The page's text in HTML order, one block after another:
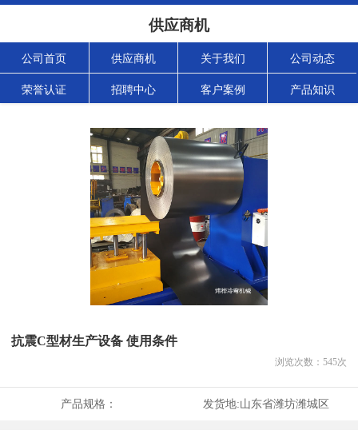
供应商机
公司首页 供应商机 关于我们 公司动态
荣誉认证 招聘中心 客户案例 产品知识
抗震C型材生产设备 使用条件
浏览次数： 545次
产品规格： 发货地:山东省潍坊潍城区